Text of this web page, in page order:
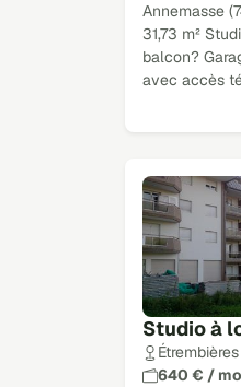
Annemasse
31,73 m²
balcon?
avec accès
Studio à
640 € /